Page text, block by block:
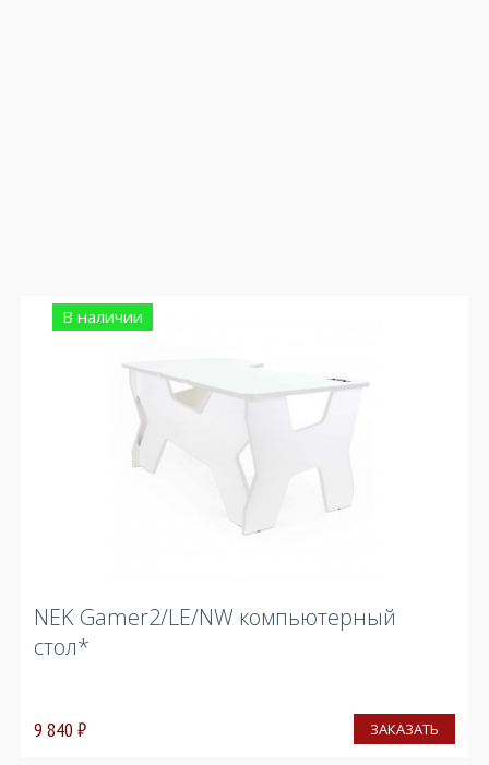
В наличии
NEK Gamer2/LE/NW компьютерный
стол*
9 840 ₽ ЗАКАЗАТЬ